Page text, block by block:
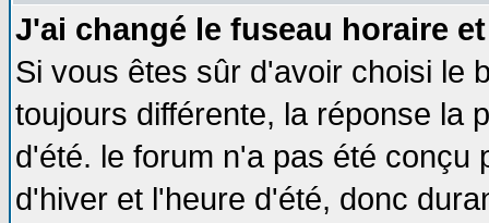
J'ai changé le fuseau horaire
Si vous êtes sûr d'avoir choisi le
toujours différente, la réponse la
d'été. le forum n'a pas été conçu
d'hiver et l'heure d'été, donc